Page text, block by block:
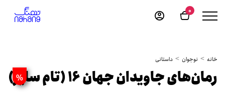
0
خانه نوجوان داستانی
% رمان‌های جاویدان جهان‏‫ 16 (تام سایر)